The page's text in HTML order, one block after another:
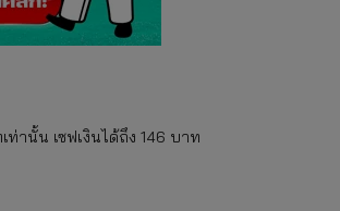
านั้น เซฟเงินได้ถึง 146 บาท